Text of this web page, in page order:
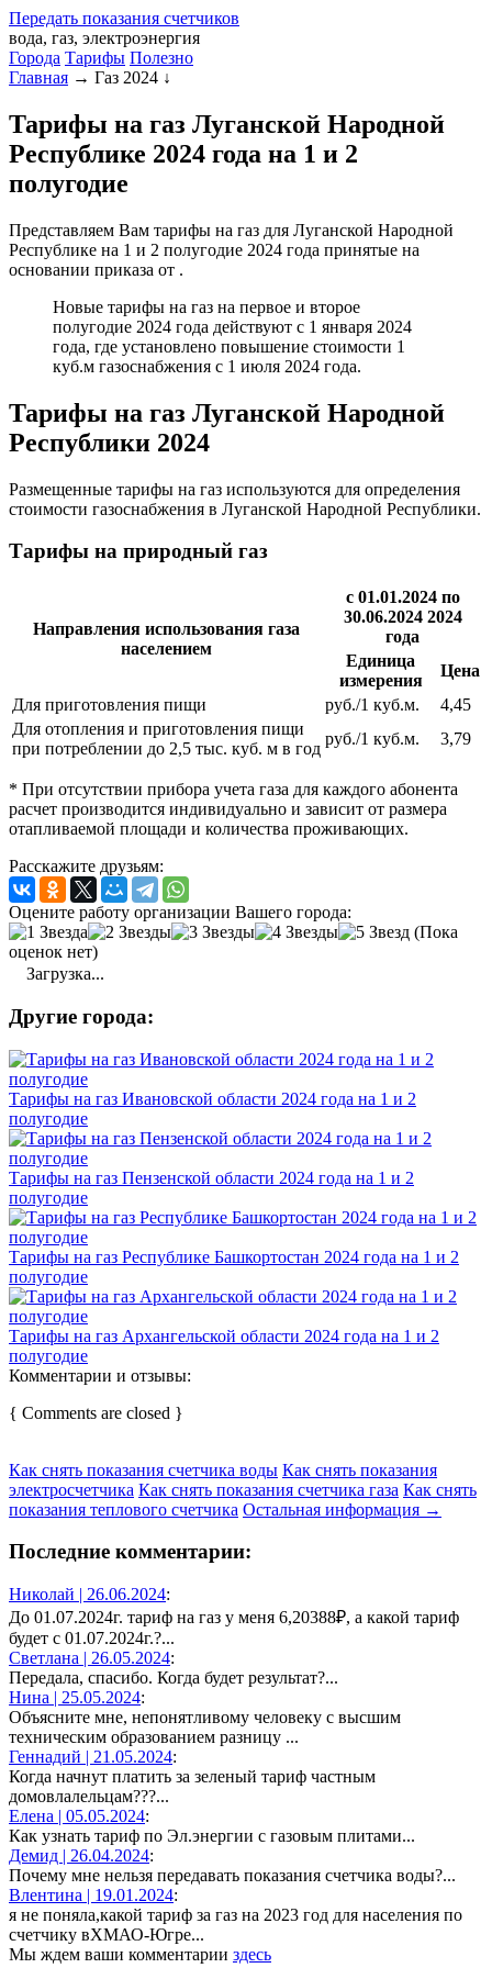
Передать показания счетчиков
вода, газ, электроэнергия
Города Тарифы Полезно
Главная → Газ 2024 ↓
Тарифы на газ Луганской Народной
Республике 2024 года на 1 и 2
полугодие
Представляем Вам тарифы на газ для Луганской Народной
Республике на 1 и 2 полугодие 2024 года принятые на
основании приказа от .
Новые тарифы на газ на первое и второе
полугодие 2024 года действуют с 1 января 2024
года, где установлено повышение стоимости 1
куб.м газоснабжения с 1 июля 2024 года.
Тарифы на газ Луганской Народной
Республики 2024
Размещенные тарифы на газ используются для определения
стоимости газоснабжения в Луганской Народной Республики.
Тарифы на природный газ
Направления использования газа
населением
с 01.01.2024 по
30.06.2024 2024
года
Единица
измерения
Цена
Для приготовления пищи
руб./1 куб.м.
4,45
Для отопления и приготовления пищи
при потреблении до 2,5 тыс. куб. м в год
руб./1 куб.м. 3,79
* При отсутствии прибора учета газа для каждого абонента
расчет производится индивидуально и зависит от размера
отапливаемой площади и количества проживающих.
Расскажите друзьям:
Оцените работу организации Вашего города:
(Пока
оценок нет)
Загрузка...
Другие города:
Тарифы на газ Ивановской области 2024 года на 1 и 2
полугодие
Тарифы на газ Пензенской области 2024 года на 1 и 2
полугодие
Тарифы на газ Республике Башкортостан 2024 года на 1 и 2
полугодие
Тарифы на газ Архангельской области 2024 года на 1 и 2
полугодие
Комментарии и отзывы:
{ Comments are closed }
Как снять показания счетчика воды Как снять показания
электросчетчика Как снять показания счетчика газа Как снять
показания теплового счетчика Остальная информация →
Последние комментарии:
Николай | 26.06.2024:
До 01.07.2024г. тариф на газ у меня 6,20388₽, а какой тариф
будет с 01.07.2024г.?...
Светлана | 26.05.2024:
Передала, спасибо. Когда будет результат?...
Нина | 25.05.2024:
Объясните мне, непонятливому человеку с высшим
техническим образованием разницу ...
Геннадий | 21.05.2024:
Когда начнут платить за зеленый тариф частным
домовлалельцам???...
Елена | 05.05.2024:
Как узнать тариф по Эл.энергии с газовым плитами...
Демид | 26.04.2024:
Почему мне нельзя передавать показания счетчика воды?...
Влентина | 19.01.2024:
я не поняла,какой тариф за газ на 2023 год для населения по
счетчику вХМАО-Югре...
Мы ждем ваши комментарии здесь